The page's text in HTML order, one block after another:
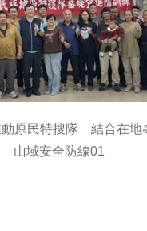
動原民特搜隊 結合在地
山域安全防線01